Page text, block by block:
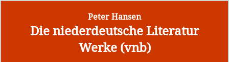
Peter Hansen
Die niederdeutsche Literatur
Werke (vnb)